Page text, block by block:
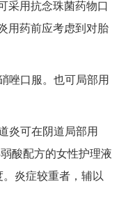
采用抗念珠菌药物口
用药前应考虑到对胎
唑口服。也可局部用
炎可在阴道局部用
酸配方的女性护理液
炎症较重者，辅以